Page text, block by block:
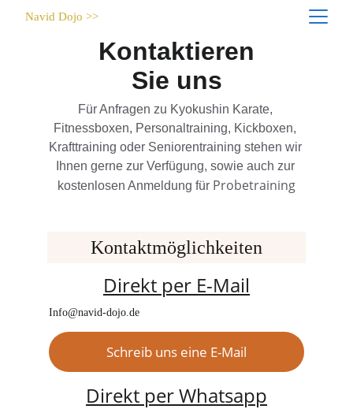
Navid Dojo >>
Kontaktieren
Sie uns
Für Anfragen zu Kyokushin Karate,
Fitnessboxen, Personaltraining, Kickboxen,
Krafttraining oder Seniorentraining stehen wir
Ihnen gerne zur Verfügung, sowie auch zur
kostenlosen Anmeldung für Probetraining
Info@navid-dojo.de
Schreib uns eine E-Mail
Kontaktmöglichkeiten
Direkt per Whatsapp
Direkt per E-Mail